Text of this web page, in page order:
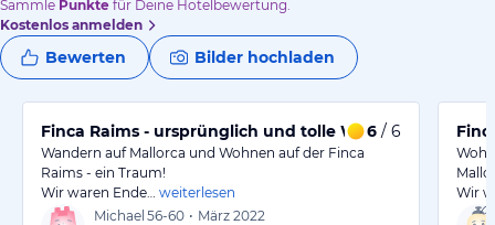
Sammle Punkte für Deine Hotelbewertung.
Kostenlos anmelden
Bewerten Bilder hochladen
Finca Raims - ursprünglich und tolle Wanderwochen!
6 / 6
Wandern auf Mallorca und Wohnen auf der Finca
Raims - ein Traum!
Wir waren Ende…
weiterlesen
Michael 56-60 • März 2022
Wir